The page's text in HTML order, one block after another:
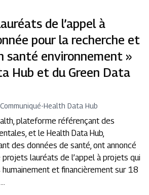
de l’appel à
pour la recherche et
santé environnement »
Hub et du Green Data
Communiqué-Health Data Hub
plateforme référençant des
et le Health Data Hub,
des données de santé, ont annoncé
projets lauréats de l’appel à projets qui
et financièrement sur 18